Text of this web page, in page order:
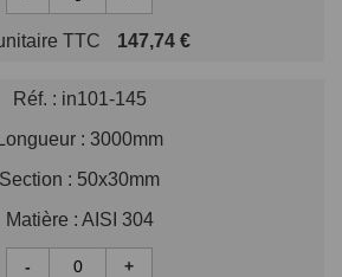
TTC 147,74 €
Réf. : in101-145
Longueur : 3000mm
Section : 50x30mm
Matière : AISI 304
- +